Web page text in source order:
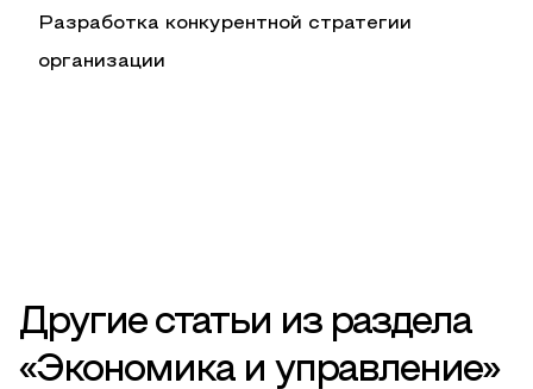
Разработка конкурентной стратегии
организации
Другие статьи из раздела
«Экономика и управление»